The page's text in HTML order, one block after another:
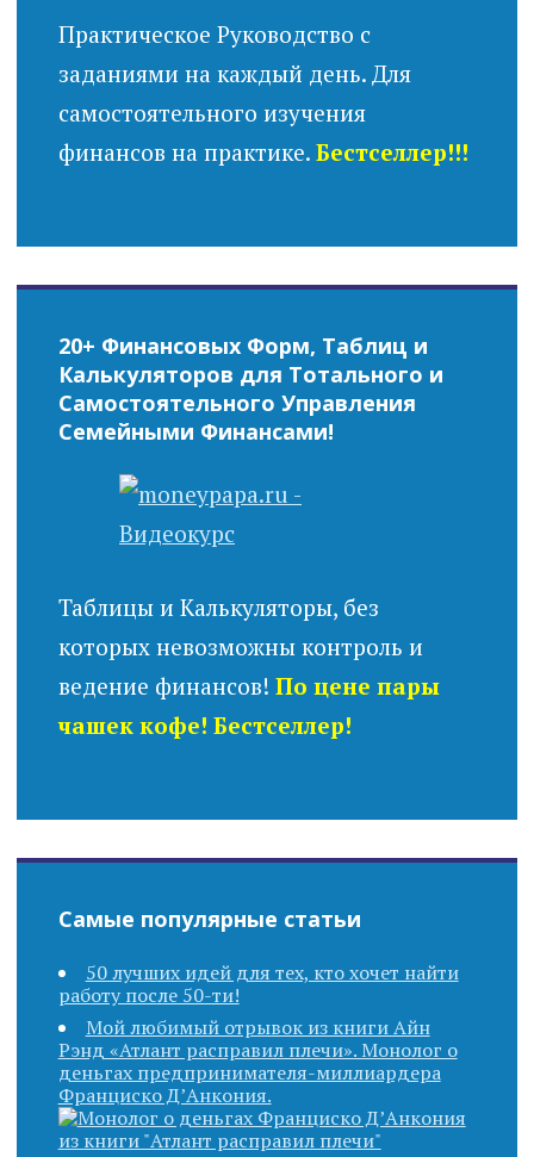
Практическое Руководство с
заданиями на каждый день. Для
самостоятельного изучения
финансов на практике. Бестселлер!!!
20+ Финансовых Форм, Таблиц и
Калькуляторов для Тотального и
Самостоятельного Управления
Семейными Финансами!
Таблицы и Калькуляторы, без
которых невозможны контроль и
ведение финансов! По цене пары
чашек кофе! Бестселлер!
Самые популярные статьи
50 лучших идей для тех, кто хочет найти
работу после 50-ти!
Мой любимый отрывок из книги Айн
Рэнд «Атлант расправил плечи». Монолог о
деньгах предпринимателя-миллиардера
Франциско Д’Анкония.